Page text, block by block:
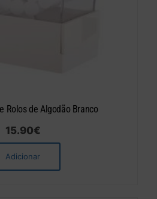
Rolos de Algodão Branco
15.90€
Adicionar